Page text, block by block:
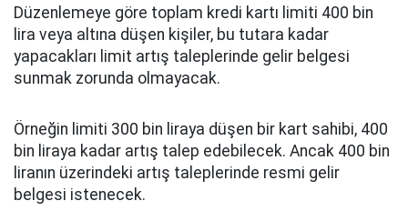
Düzenlemeye göre toplam kredi kartı limiti 400 bin
lira veya altına düşen kişiler, bu tutara kadar
yapacakları limit artış taleplerinde gelir belgesi
sunmak zorunda olmayacak.
Örneğin limiti 300 bin liraya düşen bir kart sahibi, 400
bin liraya kadar artış talep edebilecek. Ancak 400 bin
liranın üzerindeki artış taleplerinde resmi gelir
belgesi istenecek.